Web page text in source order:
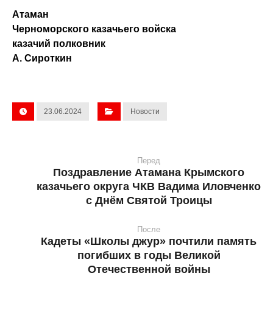
Атаман
Черноморского казачьего войска
казачий полковник
А. Сироткин
23.06.2024 Новости
Перед
Поздравление Атамана Крымского
казачьего округа ЧКВ Вадима Иловченко
с Днём Святой Троицы
После
Кадеты «Школы джур» почтили память
погибших в годы Великой
Отечественной войны